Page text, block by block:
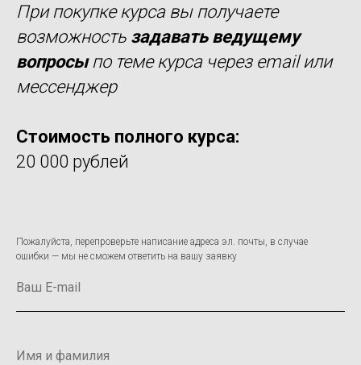
При покупке курса вы получаете
возможность задавать ведущему
вопросыпо теме курса через email или
мессенджер
Стоимость полного курса:
20 000 рублей
Пожалуйста, перепроверьте написание адреса эл. почты, в случае
ошибки — мы не сможем ответить на вашу заявку